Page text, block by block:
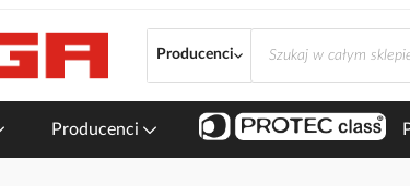
Producenci
Producenci